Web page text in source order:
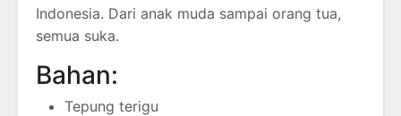
Indonesia. Dari anak muda sampai orang tua,
semua suka.
Bahan:
Tepung terigu